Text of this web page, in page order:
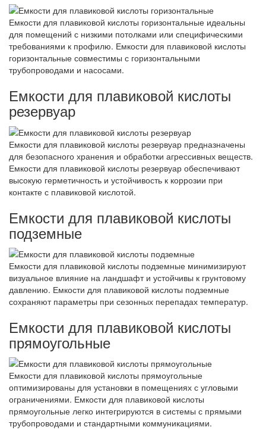
Емкости для плавиковой кислоты горизонтальные идеальны
для помещений с низкими потолками или специфическими
требованиями к профилю. Емкости для плавиковой кислоты
горизонтальные совместимы с горизонтальными
трубопроводами и насосами.
Емкости для плавиковой кислоты
резервуар
Емкости для плавиковой кислоты резервуар предназначены
для безопасного хранения и обработки агрессивных веществ.
Емкости для плавиковой кислоты резервуар обеспечивают
высокую герметичность и устойчивость к коррозии при
контакте с плавиковой кислотой.
Емкости для плавиковой кислоты
подземные
Емкости для плавиковой кислоты подземные минимизируют
визуальное влияние на ландшафт и устойчивы к грунтовому
давлению. Емкости для плавиковой кислоты подземные
сохраняют параметры при сезонных перепадах температур.
Емкости для плавиковой кислоты
прямоугольные
Емкости для плавиковой кислоты прямоугольные
оптимизированы для установки в помещениях с угловыми
ограничениями. Емкости для плавиковой кислоты
прямоугольные легко интегрируются в системы с прямыми
трубопроводами и стандартными коммуникациями.